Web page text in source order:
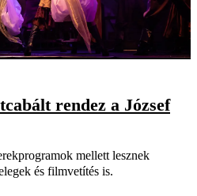
rendez a József
mellett lesznek
és filmvetítés is.